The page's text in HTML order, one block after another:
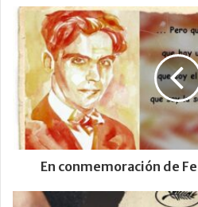
En conmemoración de